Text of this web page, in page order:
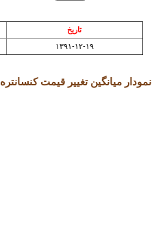
تاريخ
۱۳۹۱-۱۲-۱۹
نمودار ميانگين تغيير قيمت کنسانتره 7.5 درصد گوشتی (35% پروتئین)